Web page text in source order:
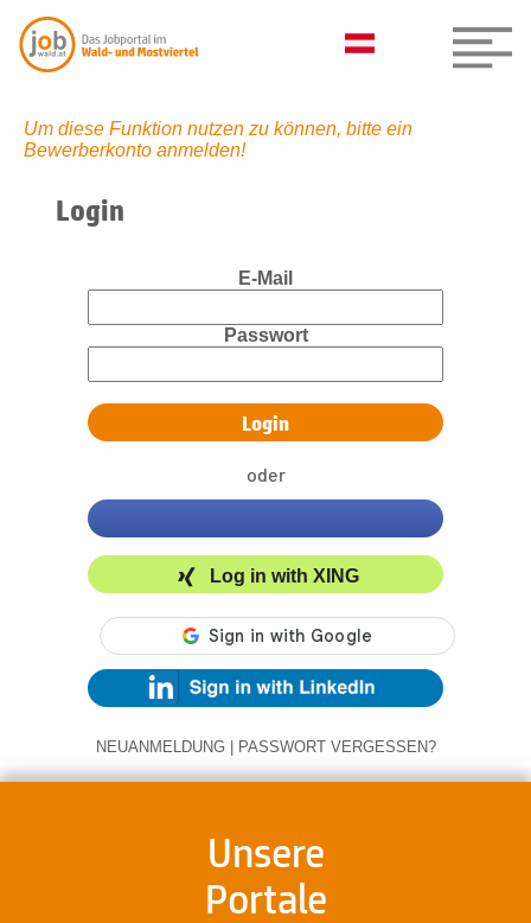
Um diese Funktion nutzen zu können, bitte ein
Bewerberkonto anmelden!
Login
E-Mail
Passwort
oder
Log in with XING
NEUANMELDUNG | PASSWORT VERGESSEN?
Unsere
Portale